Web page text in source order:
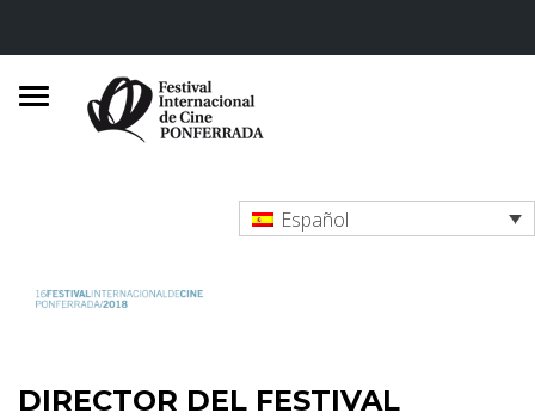
Español
DIRECTOR DEL FESTIVAL